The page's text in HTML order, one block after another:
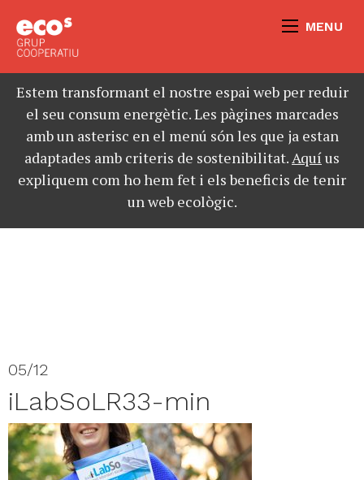
MENU
Estem transformant el nostre espai web per reduir
el seu consum energètic. Les pàgines marcades
amb un asterisc en el menú són les que ja estan
adaptades amb criteris de sostenibilitat.Aquíus
expliquem com ho hem fet i els beneficis de tenir
un web ecològic.
05/12
iLabSoLR33-min